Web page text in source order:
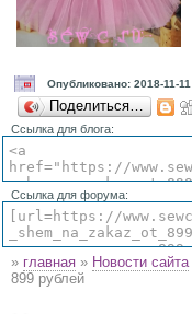
Опубликовано: 2018-11-11
Поделиться…
Ссылка для блога:
Ссылка для форума:
» главная » Новости сайта
899 рублей